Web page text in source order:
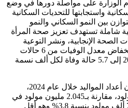
الوزارة على مواصلة دورها في وضع
واستجابتها للتحديات السكانية
بين النمو السكاني والنمو
شاملة تستهدف تعزيز صحة المرأة
الإنجابية، ونشر التوعية
الصحية، والتي ساهمت في انخفاض معدل الوفيات من 6 حالات
وفاة لكل ألف نسمة عام 2014 إلى 5.7 حالة وفاة لكل ألف نسمة
وأوضح نائب رئيس الوزراء، أن أعداد المواليد خلال عام 2024،
انخفضت إلى 1.968 مليون مولود، مقارنة بـ2.045 مليون مولود في
2023 بمعدل انخفاض قدره 77 ألف مولود بنسبة 3.8% وهو أقل